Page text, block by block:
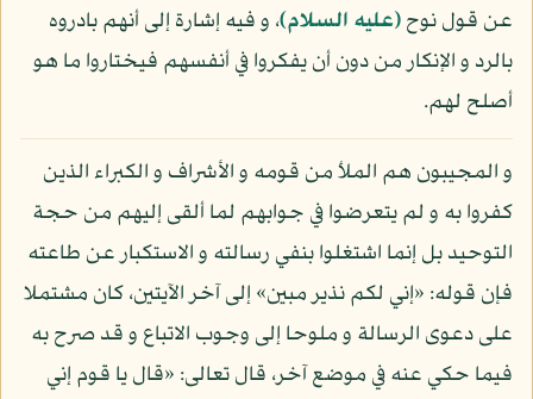
عن قول نوح(عليه السلام)، و فيه إشارة إلى أنهم بادروه
بالرد و الإنكار من دون أن يفكروا في أنفسهم فيختاروا ما هو
أصلح لهم.
و المجيبون هم الملأ من قومه و الأشراف و الكبراء الذين
كفروا به و لم يتعرضوا في جوابهم لما ألقى إليهم من حجة
التوحيد بل إنما اشتغلوا بنفي رسالته و الاستكبار عن طاعته
فإن قوله: «إني لكم نذير مبين» إلى آخر الآيتين، كان مشتملا
على دعوى الرسالة و ملوحا إلى وجوب الاتباع و قد صرح به
فيما حكي عنه في موضع آخر، قال تعالى: «قال يا قوم إني